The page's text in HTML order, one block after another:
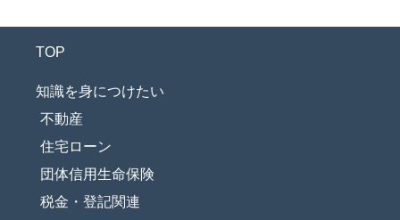
TOP
知識を身につけたい
不動産
住宅ローン
団体信用生命保険
税金・登記関連